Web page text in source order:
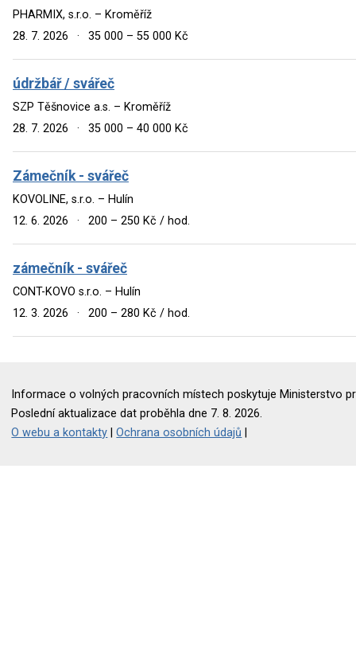
PHARMIX, s.r.o. – Kroměříž
28. 7. 2026
· 35 000 – 55 000 Kč
údržbář / svářeč
SZP Těšnovice a.s. – Kroměříž
28. 7. 2026
· 35 000 – 40 000 Kč
Zámečník - svářeč
KOVOLINE, s.r.o. – Hulín
12. 6. 2026
· 200 – 250 Kč / hod.
zámečník - svářeč
CONT-KOVO s.r.o. – Hulín
12. 3. 2026
· 200 – 280 Kč / hod.
Informace o volných pracovních místech poskytuje Ministerstvo
Poslední aktualizace dat proběhla dne 7. 8. 2026.
O webu a kontakty |Ochrana osobních údajů